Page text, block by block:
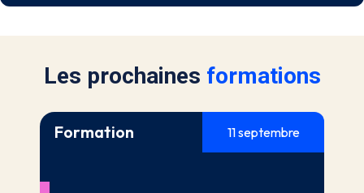
Les prochaines formations
Formation 11 septembre